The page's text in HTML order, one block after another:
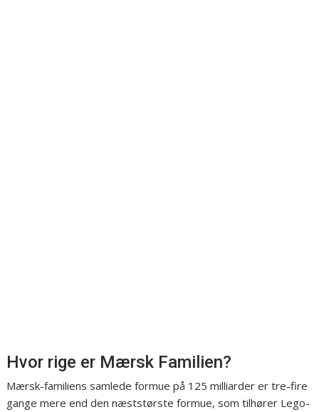
Hvor rige er Mærsk Familien?
Mærsk-familiens samlede formue på 125 milliarder er tre-fire
gange mere end den næststørste formue, som tilhører Lego-